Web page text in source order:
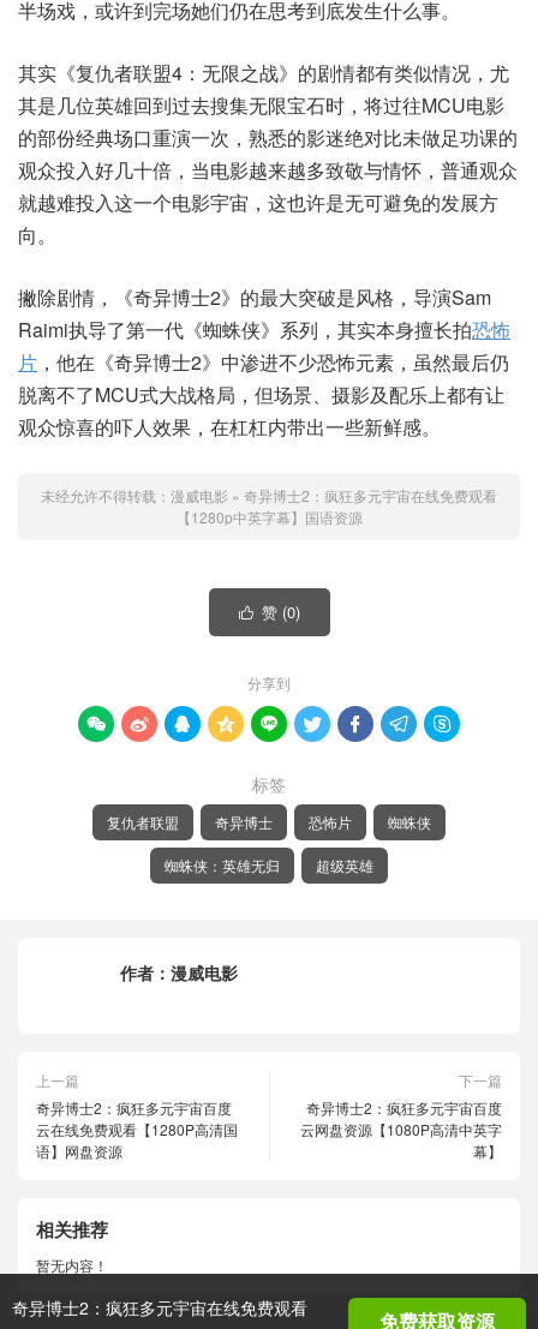
奇异博士2：疯狂多元宇宙在线免费观看
免费获取资源
半场戏，或许到完场她们仍在思考到底发生什么事。
其实《复仇者联盟4：无限之战》的剧情都有类似情况，尤
其是几位英雄回到过去搜集无限宝石时，将过往MCU电影
的部份经典场口重演一次，熟悉的影迷绝对比未做足功课的
观众投入好几十倍，当电影越来越多致敬与情怀，普通观众
就越难投入这一个电影宇宙，这也许是无可避免的发展方
向。
撇除剧情，《奇异博士2》的最大突破是风格，导演Sam
Raimi执导了第一代《蜘蛛侠》系列，其实本身擅长拍恐怖
片 ，他在《奇异博士2》中渗进不少恐怖元素，虽然最后仍
脱离不了MCU式大战格局，但场景、摄影及配乐上都有让
观众惊喜的吓人效果，在杠杠内带出一些新鲜感。
未经允许不得转载： 漫威电影 » 奇异博士2：疯狂多元宇宙在线免费观看
【1280p中英字幕】国语资源
 赞 (0)
分享到
        
标签
复仇者联盟 奇异博士 恐怖片 蜘蛛侠
蜘蛛侠：英雄无归 超级英雄
作者： 漫威电影
上一篇
奇异博士2：疯狂多元宇宙百度
云在线免费观看【1280P高清国
语】网盘资源
下一篇
奇异博士2：疯狂多元宇宙百度
云网盘资源【1080P高清中英字
幕】
相关推荐
暂无内容！